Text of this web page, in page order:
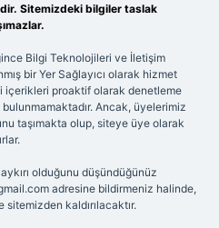
Sitemizdeki bilgiler taslak
Bilgi Teknolojileri ve İletişim
bir Yer Sağlayıcı olarak hizmet
içerikleri proaktif olarak denetleme
Ancak, üyelerimiz
taşımakta olup, siteye üye olarak
olduğunu düşündüğünüz
adresine bildirmeniz halinde,
kaldırılacaktır.